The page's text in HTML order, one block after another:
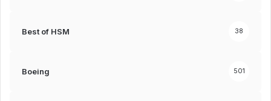
Best of HSM 38
Boeing 501